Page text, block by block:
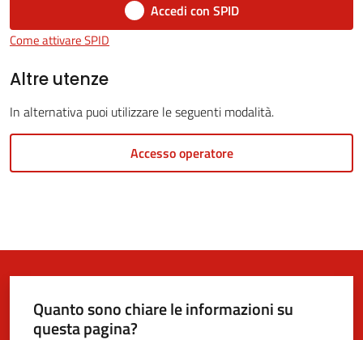
5x1000
on-
Accedi con SPID
Come attivare SPID
Altre utenze
In alternativa puoi utilizzare le seguenti modalità.
Accesso operatore
Quanto sono chiare le informazioni su
questa pagina?